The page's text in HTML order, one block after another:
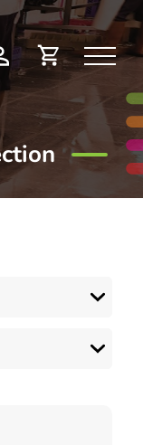
compte
Demande
de
devis